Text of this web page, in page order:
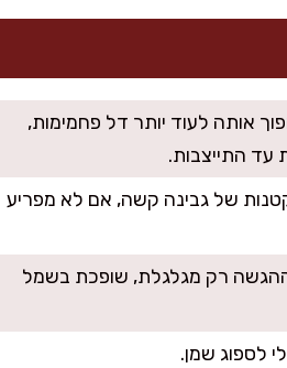
אותה לעוד יותר דל פחמימות,
עד התייצבות.
קוביות קטנות של גבינה קשה, אם לא מפריע
ההגשה רק מגלגלת, שופכת בשמל
לספוג שמן.